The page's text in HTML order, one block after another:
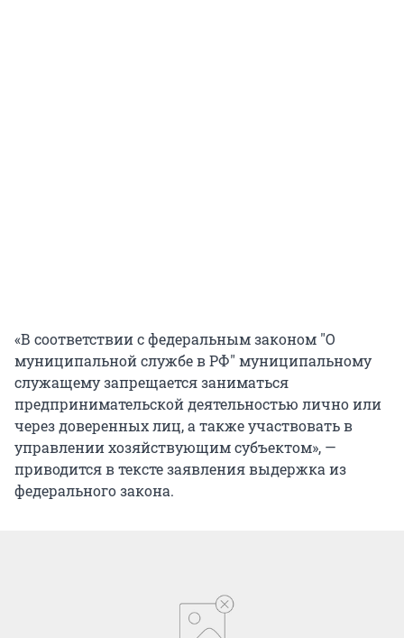
«В соответствии с федеральным законом "О
муниципальной службе в РФ" муниципальному
служащему запрещается заниматься
предпринимательской деятельностью лично или
через доверенных лиц, а также участвовать в
управлении хозяйствующим субъектом», —
приводится в тексте заявления выдержка из
федерального закона.